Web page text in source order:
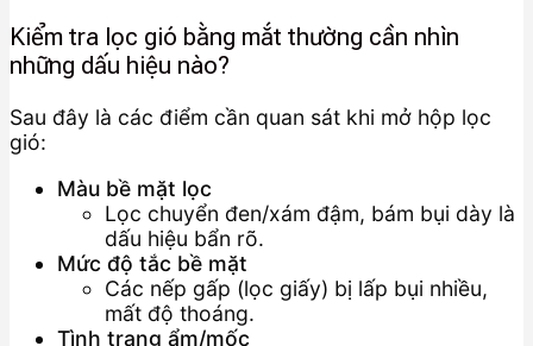
Kiểm tra lọc gió bằng mắt thường cần nhìn
những dấu hiệu nào?
Sau đây là các điểm cần quan sát khi mở hộp lọc
gió:
Màu bề mặt lọc
Lọc chuyển đen/xám đậm, bám bụi dày là
dấu hiệu bẩn rõ.
Mức độ tắc bề mặt
Các nếp gấp (lọc giấy) bị lấp bụi nhiều,
mất độ thoáng.
Tình trạng ẩm/mốc